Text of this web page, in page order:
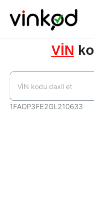
content
VİN
1FADP3FE2GL210633